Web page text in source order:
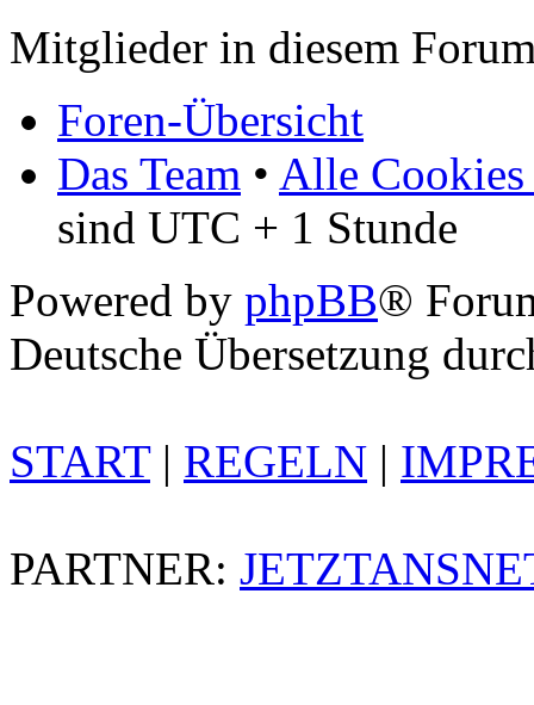
Mitglieder in diesem
Foren-Übersicht
Das Team • Alle Cookies
sind UTC + 1 Stunde
Powered by phpBB®
Deutsche Übersetzung
START| REGELN |
PARTNER: